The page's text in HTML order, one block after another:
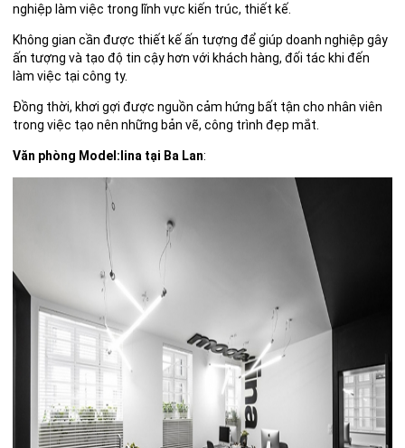
nghiệp làm việc trong lĩnh vực kiến trúc, thiết kế.
Không gian cần được thiết kế ấn tượng để giúp doanh nghiệp gây
ấn tượng và tạo độ tin cậy hơn với khách hàng, đối tác khi đến
làm việc tại công ty.
Đồng thời, khơi gợi được nguồn cảm hứng bất tận cho nhân viên
trong việc tạo nên những bản vẽ, công trình đẹp mắt.
Văn phòng Model:lina tại Ba Lan: